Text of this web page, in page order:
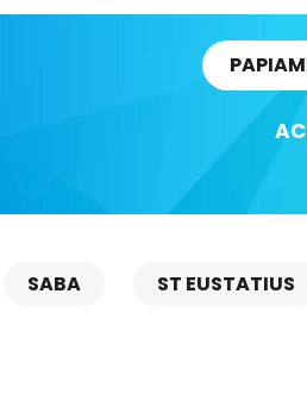
SABA ST EUSTATIUS